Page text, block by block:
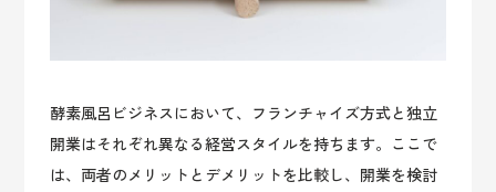
酵素風呂ビジネスにおいて、フランチャイズ方式と独立
開業はそれぞれ異なる経営スタイルを持ちます。ここで
は、両者のメリットとデメリットを比較し、開業を検討